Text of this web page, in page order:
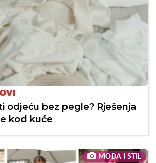
odjeću bez pegle? Rješenja
kod kuće
MODA I STIL